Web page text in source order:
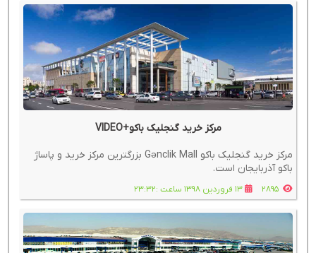
مرکز خرید گنجلیک باکو+VIDEO
مرکز خرید گنجلیک باکو Gənclik Mall بزرگترین مرکز خرید و پاساژ
باکو آذربایجان است.
2895 13 فروردین 1398 ساعت :23:32